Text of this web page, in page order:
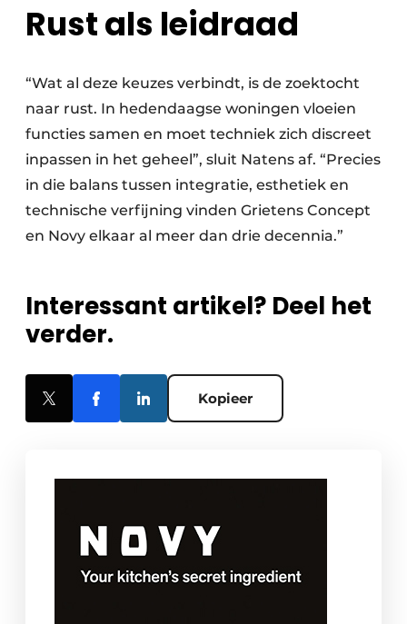
Rust als leidraad
“Wat al deze keuzes verbindt, is de zoektocht
naar rust. In hedendaagse woningen vloeien
functies samen en moet techniek zich discreet
inpassen in het geheel”, sluit Natens af. “Precies
in die balans tussen integratie, esthetiek en
technische verfijning vinden Grietens Concept
en Novy elkaar al meer dan drie decennia.”
Interessant artikel? Deel het
verder.
Kopieer